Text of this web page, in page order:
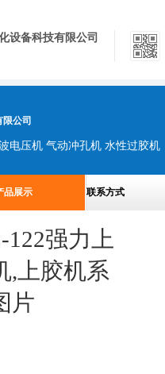
设备科技有限公司
公司
电压机 气动冲孔机 水性过胶机
品展示 联系方式